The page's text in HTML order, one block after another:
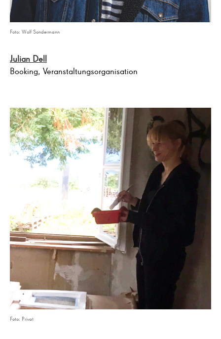
Foto: Wolf Sondermann
Julian Dell
Booking, Veranstaltungsorganisation
Foto: Privat